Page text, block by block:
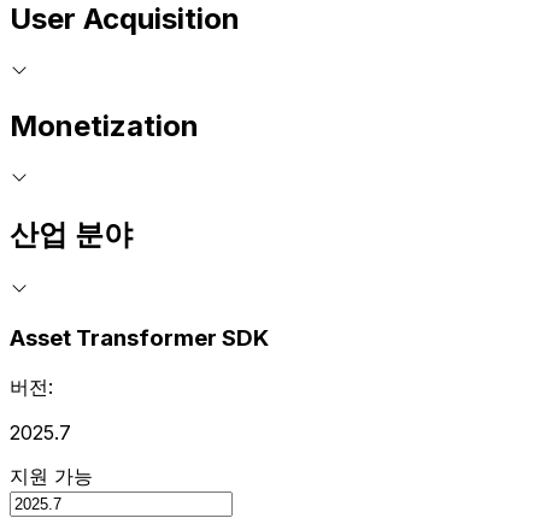
User Acquisition
Monetization
산업 분야
Asset Transformer SDK
버전:
2025.7
지원 가능